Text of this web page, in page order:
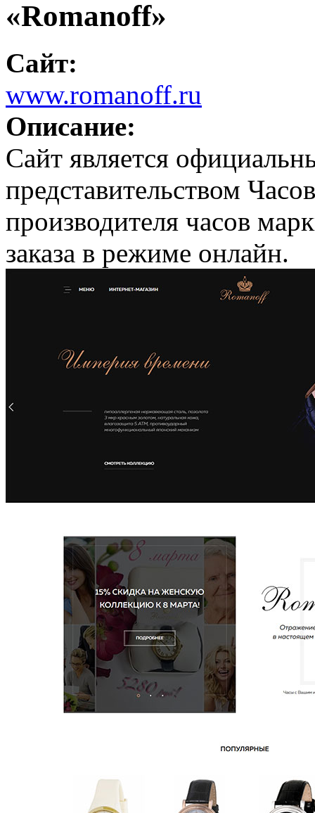
«Romanoff»
Сайт:
www.romanoff.ru
Описание:
Сайт является
представительством
производителя часов
заказа в режиме онлайн.